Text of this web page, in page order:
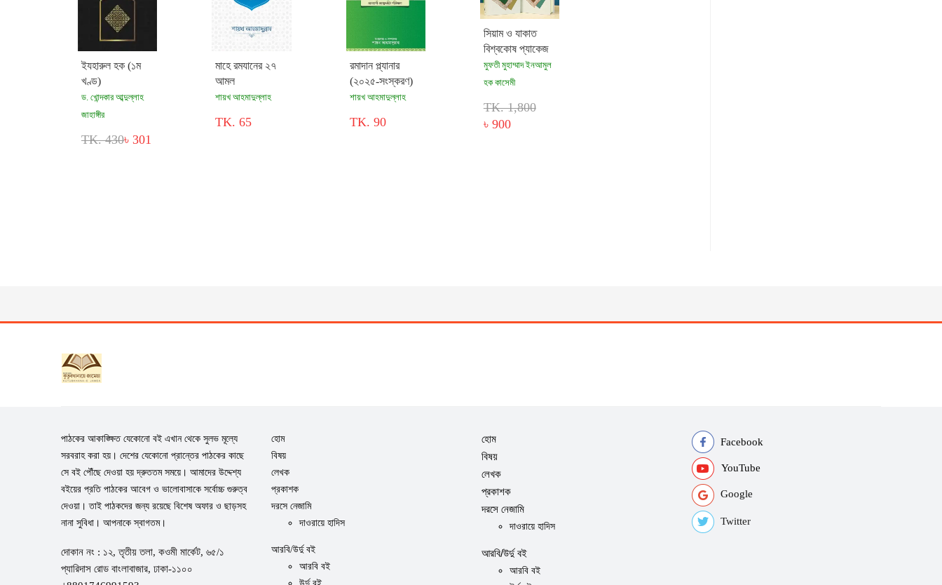
ইযহারুল হক (১ম
খণ্ড)
ড. খোন্দকার আব্দুল্লাহ
জাহাঙ্গীর
TK. 430৳ 301
মাহে রমযানের ২৭
আমল
শায়খ আহমাদুল্লাহ
TK. 65
রমাদান প্ল্যানার
(২০২৫-সংস্করণ)
শায়খ আহমাদুল্লাহ
TK. 90
সিয়াম ও যাকাত
বিশ্বকোষ প্যাকেজ
মুফতী মুহাম্মাদ ইনআমুল
হক কাসেমী
TK. 1,800
৳ 900
পাঠকের আকাঙ্ক্ষিত যেকোনো বই এখান থেকে সুলভ মূল্যে
সরবরাহ করা হয়। দেশের যেকোনো প্রান্তের পাঠকের কাছে
সে বই পৌঁছে দেওয়া হয় দ্রুততম সময়ে। আমাদের উদ্দেশ্য
বইয়ের প্রতি পাঠকের আবেগ ও ভালোবাসাকে সর্বোচ্চ গুরুত্ব
দেওয়া। তাই পাঠকদের জন্য রয়েছে বিশেষ অফার ও ছাড়সহ
নানা সুবিধা। আপনাকে স্বাগতম।
দোকান নং : ১২, তৃতীয় তলা, কওমী মার্কেট, ৬৫/১
প্যারিদাস রোড বাংলাবাজার, ঢাকা-১১০০
হোম
বিষয়
লেখক
প্রকাশক
দরসে নেজামি
দাওরায়ে হাদিস
আরবি/উর্দু বই
আরবি বই
হোম
বিষয়
লেখক
প্রকাশক
দরসে নেজামি
দাওরায়ে হাদিস
আরবি/উর্দু বই
আরবি বই
Facebook
YouTube
Google
Twitter